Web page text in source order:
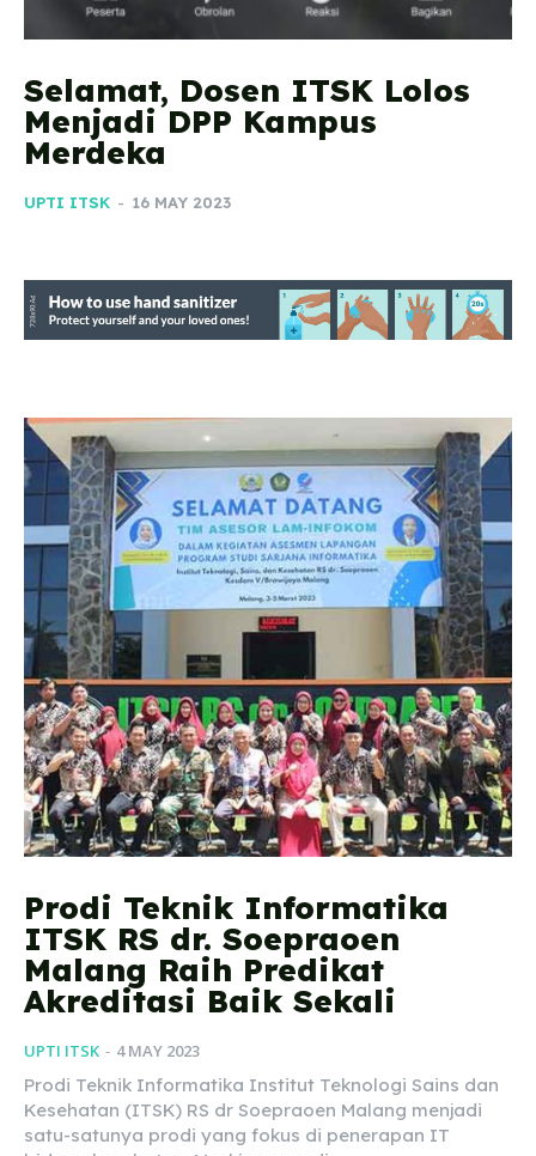
Selamat, Dosen ITSK Lolos
Menjadi DPP Kampus
Merdeka
UPTI ITSK - 16 MAY 2023
Prodi Teknik Informatika
ITSK RS dr. Soepraoen
Malang Raih Predikat
Akreditasi Baik Sekali
UPTI ITSK - 4 MAY 2023
Prodi Teknik Informatika Institut Teknologi Sains dan
Kesehatan (ITSK) RS dr Soepraoen Malang menjadi
satu-satunya prodi yang fokus di penerapan IT